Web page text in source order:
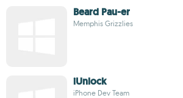
Beard Pau-er
Memphis Grizzlies
iUnlock
iPhone Dev Team